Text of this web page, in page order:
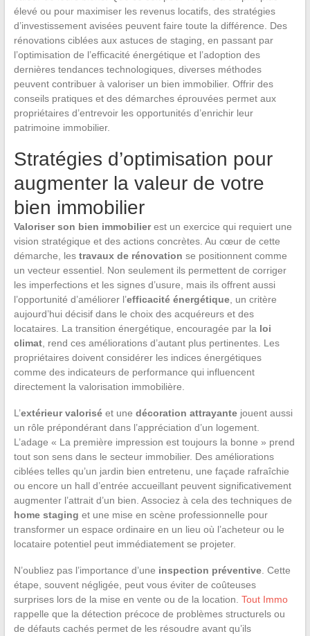
élevé ou pour maximiser les revenus locatifs, des stratégies
d’investissement avisées peuvent faire toute la différence. Des
rénovations ciblées aux astuces de staging, en passant par
l’optimisation de l’efficacité énergétique et l’adoption des
dernières tendances technologiques, diverses méthodes
peuvent contribuer à valoriser un bien immobilier. Offrir des
conseils pratiques et des démarches éprouvées permet aux
propriétaires d’entrevoir les opportunités d’enrichir leur
patrimoine immobilier.
Stratégies d’optimisation pour
augmenter la valeur de votre
bien immobilier
Valoriser son bien immobilierest un exercice qui requiert une
vision stratégique et des actions concrètes. Au cœur de cette
démarche, les travaux de rénovation se positionnent comme
un vecteur essentiel. Non seulement ils permettent de corriger
les imperfections et les signes d’usure, mais ils offrent aussi
l’opportunité d’améliorer l’efficacité énergétique, un critère
aujourd’hui décisif dans le choix des acquéreurs et des
locataires. La transition énergétique, encouragée par la loi
climat, rend ces améliorations d’autant plus pertinentes. Les
propriétaires doivent considérer les indices énergétiques
comme des indicateurs de performance qui influencent
directement la valorisation immobilière.
L’extérieur valoriséet une décoration attrayantejouent aussi
un rôle prépondérant dans l’appréciation d’un logement.
L’adage « La première impression est toujours la bonne » prend
tout son sens dans le secteur immobilier. Des améliorations
ciblées telles qu’un jardin bien entretenu, une façade rafraîchie
ou encore un hall d’entrée accueillant peuvent significativement
augmenter l’attrait d’un bien. Associez à cela des techniques de
home staging et une mise en scène professionnelle pour
transformer un espace ordinaire en un lieu où l’acheteur ou le
locataire potentiel peut immédiatement se projeter.
N’oubliez pas l’importance d’une inspection préventive. Cette
étape, souvent négligée, peut vous éviter de coûteuses
surprises lors de la mise en vente ou de la location. Tout Immo
rappelle que la détection précoce de problèmes structurels ou
de défauts cachés permet de les résoudre avant qu’ils